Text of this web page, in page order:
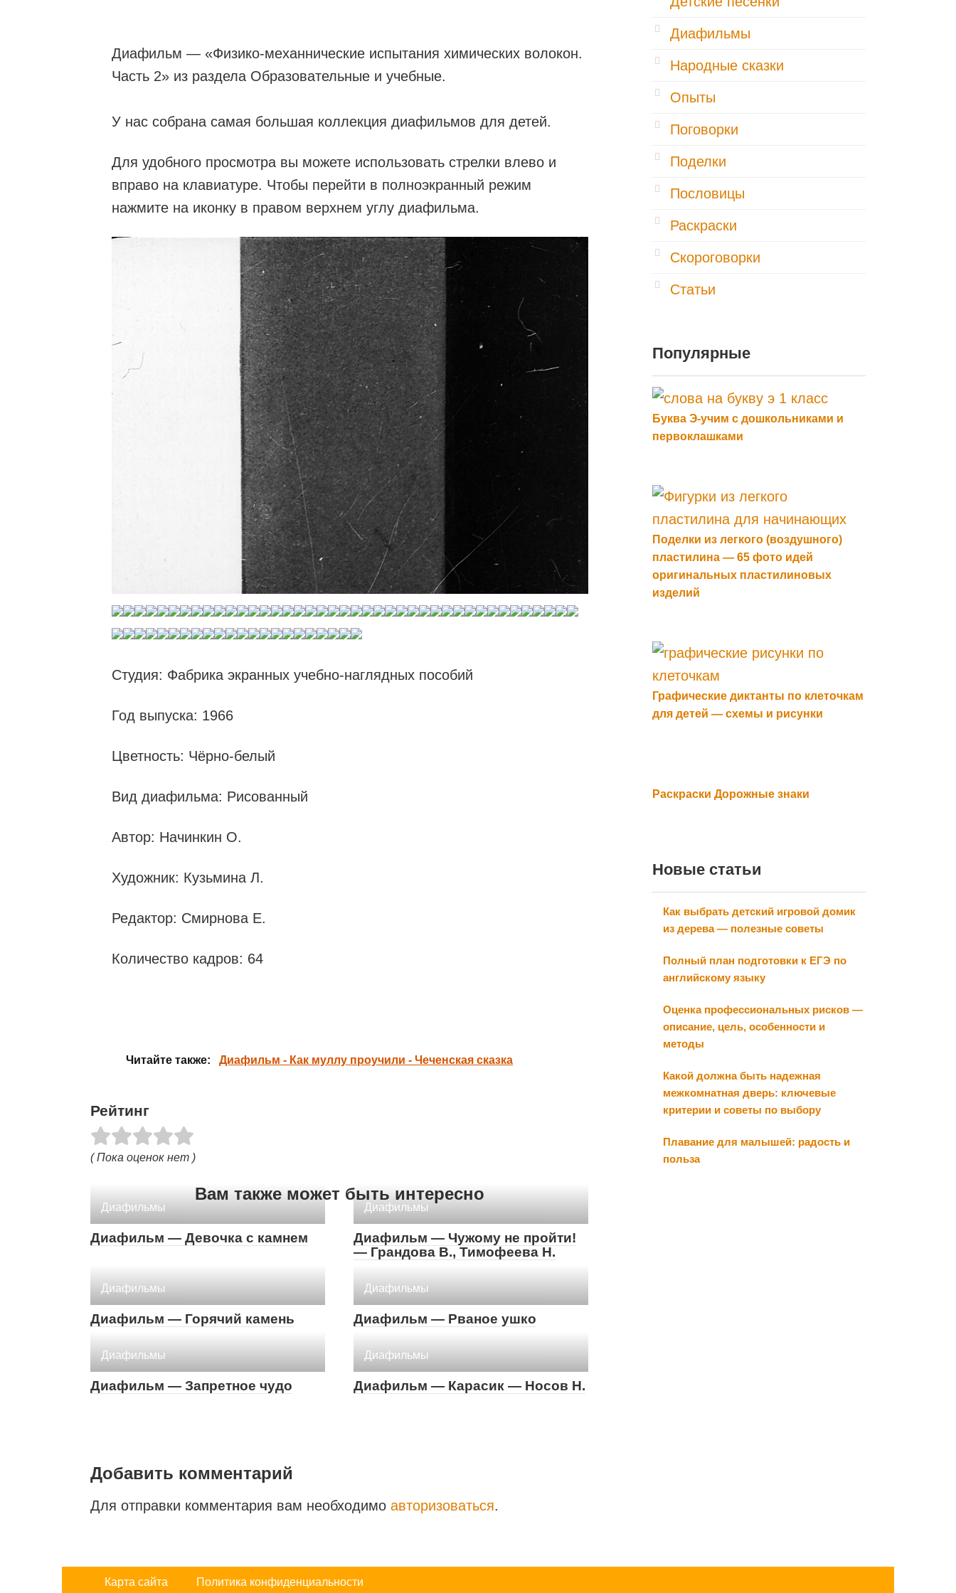
Диафильм — «Физико-механнические испытания химических волокон.
Часть 2» из раздела Образовательные и учебные.
У нас собрана самая большая коллекция диафильмов для детей.
Для удобного просмотра вы можете использовать стрелки влево и
вправо на клавиатуре. Чтобы перейти в полноэкранный режим
нажмите на иконку в правом верхнем углу диафильма.
Студия: Фабрика экранных учебно-наглядных пособий
Год выпуска: 1966
Цветность: Чёрно-белый
Вид диафильма: Рисованный
Автор: Начинкин О.
Художник: Кузьмина Л.
Редактор: Смирнова Е.
Количество кадров: 64
Читайте также: Диафильм - Как муллу проучили - Чеченская сказка
Рейтинг
( Пока оценок нет )
Вам также может быть интересно
Диафильмы
Диафильм — Девочка с камнем
Диафильмы
Диафильм — Чужому не пройти!
— Грандова В., Тимофеева Н.
Диафильмы
Диафильм — Горячий камень
Диафильмы
Диафильм — Рваное ушко
Диафильмы
Диафильм — Запретное чудо
Диафильмы
Диафильм — Карасик — Носов Н.
Добавить комментарий
Для отправки комментария вам необходимо авторизоваться.
Диафильмы
Народные сказки
Опыты
Поговорки
Поделки
Пословицы
Раскраски
Скороговорки
Статьи
Популярные
Буква Э-учим с дошкольниками и
первоклашками
Поделки из легкого (воздушного)
пластилина — 65 фото идей
оригинальных пластилиновых
изделий
Графические диктанты по клеточкам
для детей — схемы и рисунки
Раскраски Дорожные знаки
Новые статьи
Как выбрать детский игровой домик
из дерева — полезные советы
Полный план подготовки к ЕГЭ по
английскому языку
Оценка профессиональных рисков —
описание, цель, особенности и
методы
Какой должна быть надежная
межкомнатная дверь: ключевые
критерии и советы по выбору
Плавание для малышей: радость и
польза
Карта сайта Политика конфиденциальности